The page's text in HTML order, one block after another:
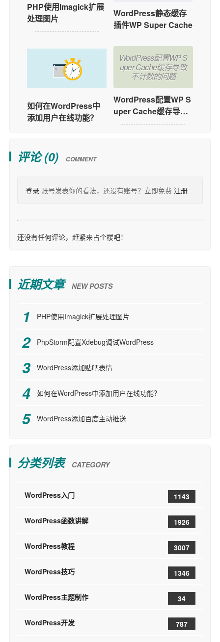
PHP使用Imagick扩展
处理图片
如何在WordPress中
添加用户在线功能？
WordPress静态缓存
插件WP Super Cache
WordPress配置WP S
uper Cache缓存导致
不计数的问题
WordPress配置WP S
uper Cache缓存导致
不计数的问题
评论 (0) COMMENT
登录 账号发表你的看法，还没有账号？立即免费 注册
还没有任何评论，赶紧来占个楼吧！
近期文章 NEW POSTS
PHP使用Imagick扩展处理图片
PhpStorm配置Xdebug调试WordPress
WordPress添加贴吧表情
如何在WordPress中添加用户在线功能？
WordPress添加百度主动推送
分类列表 CATEGORY
WordPress入门 1143
WordPress函数讲解 1926
WordPress教程 3007
WordPress技巧 1346
WordPress主题制作 34
WordPress开发 787